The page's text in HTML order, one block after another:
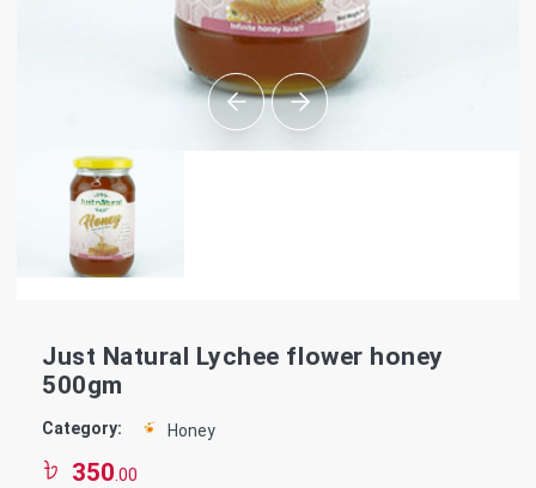
Just Natural Lychee flower honey
500gm
Category: Honey
350 .00